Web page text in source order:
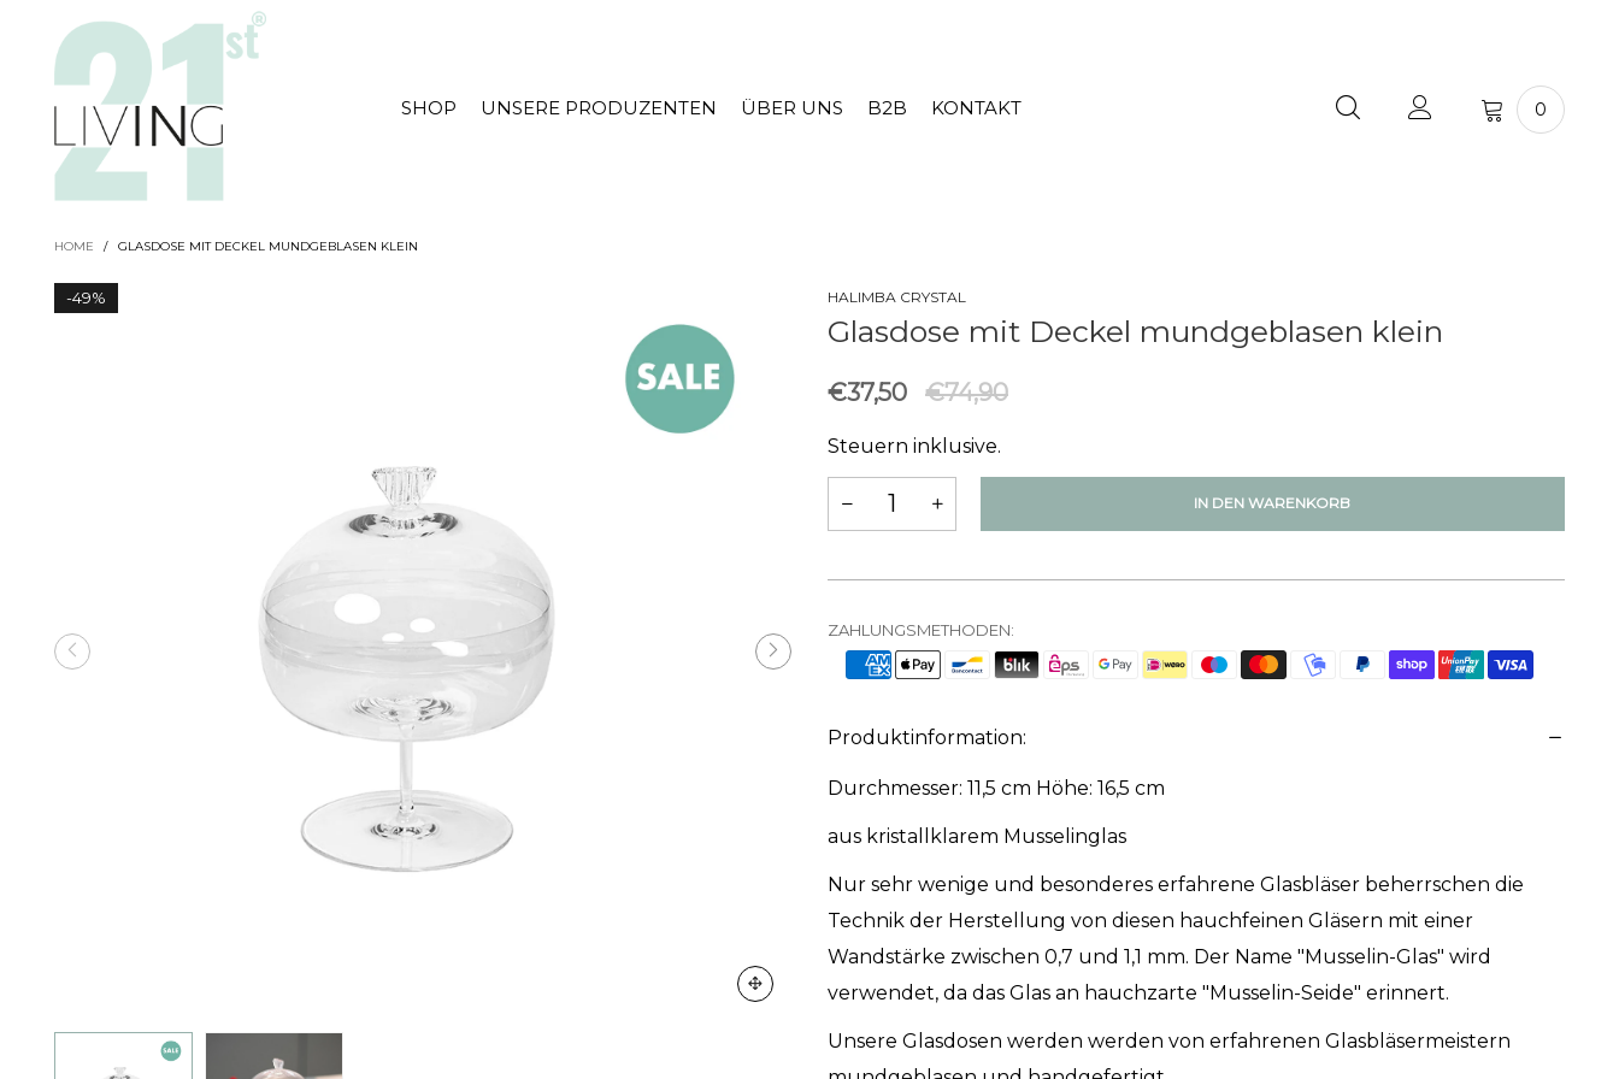
SHOP UNSERE PRODUZENTEN ÜBER UNS B2B KONTAKT 0
HOME / GLASDOSE MIT DECKEL MUNDGEBLASEN KLEIN
-49% HALIMBA CRYSTAL
Glasdose mit Deckel mundgeblasen klein
€37,50 €74,90
Steuern inklusive.
IN DEN WARENKORB
ZAHLUNGSMETHODEN:
Produktinformation:
Durchmesser: 11,5 cm Höhe: 16,5 cm
aus kristallklarem Musselinglas
Nur sehr wenige und besonderes erfahrene Glasbläser beherrschen die
Technik der Herstellung von diesen hauchfeinen Gläsern mit einer
Wandstärke zwischen 0,7 und 1,1 mm. Der Name "Musselin-Glas" wird
verwendet, da das Glas an hauchzarte "Musselin-Seide" erinnert.
Unsere Glasdosen werden werden von erfahrenen Glasbläsermeistern